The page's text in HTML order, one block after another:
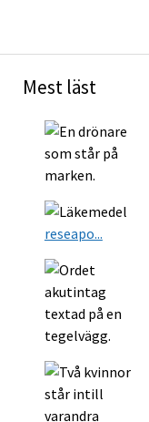
Mest läst
reseapo...